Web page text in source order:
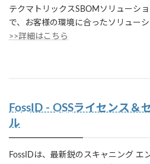
テクマトリックスSBOMソリューシ
で、お客様の環境に合ったソリューシ
>>詳細はこちら
FossID - OSSライセンス＆
ル
FossIDは、最新鋭のスキャニング エ